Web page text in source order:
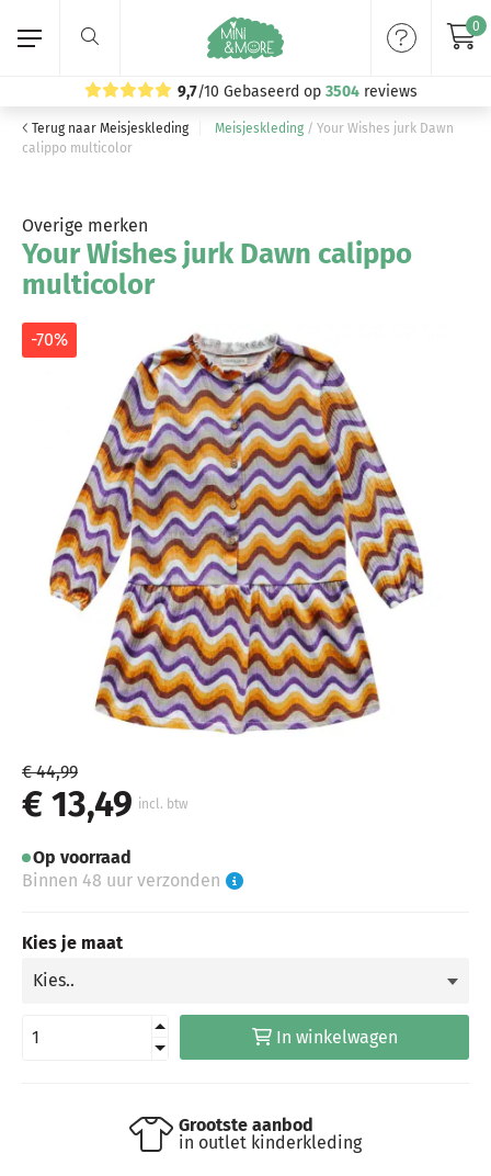
9,7/10 Gebaseerd op 3504 reviews
0
Home
Jongenskleding
Merken
Volg ons:
Terug naar Meisjeskleding Meisjeskleding / Your Wishes jurk Dawn
calippo multicolor
Overige merken
Your Wishes jurk Dawn calippo
multicolor
-70%
€ 44,99
€ 13,49 incl. btw
Op voorraad
Binnen 48 uur verzonden
Kies je maat
In winkelwagen
Grootste aanbod
in outlet kinderkleding